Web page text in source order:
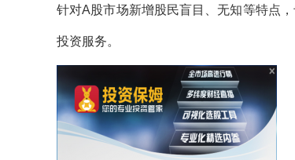
针对A股市场新增股民盲目、无知等特点
投资服务。